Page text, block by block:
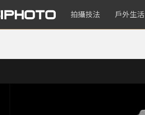
拍攝技法 戶外生活